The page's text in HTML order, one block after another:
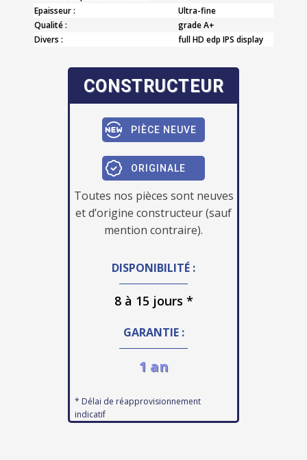
Epaisseur :
Ultra-fine
Qualité :
grade A+
Divers :
full HD edp IPS display
CONSTRUCTEUR
PIÈCE NEUVE
ORIGINALE
Toutes nos pièces sont neuves
et d’origine constructeur (sauf
mention contraire).
DISPONIBILITÉ :
8 à 15 jours *
GARANTIE :
1 an
* Délai de réapprovisionnement
indicatif